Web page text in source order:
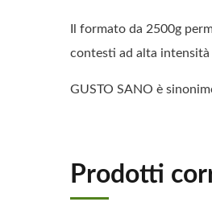
Il formato da 2500g
contesti ad alta intensità
GUSTO SANO è
Prodotti